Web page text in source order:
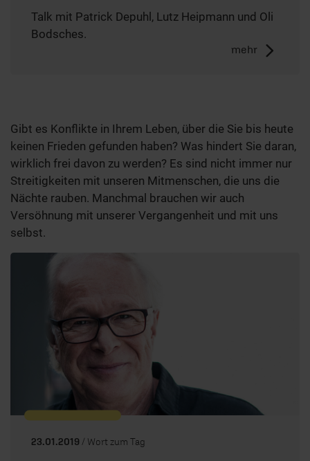
Talk mit Patrick Depuhl, Lutz Heipmann und Oli
Bodsches.
mehr
Gibt es Konflikte in Ihrem Leben, über die Sie bis heute
keinen Frieden gefunden haben? Was hindert Sie daran,
wirklich frei davon zu werden? Es sind nicht immer nur
Streitigkeiten mit unseren Mitmenschen, die uns die
Nächte rauben. Manchmal brauchen wir auch
Versöhnung mit unserer Vergangenheit und mit uns
selbst.
23.01.2019 / Wort zum Tag